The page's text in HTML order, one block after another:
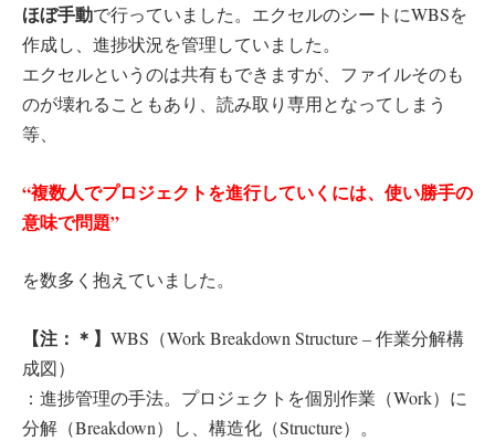
ほぼ手動で行っていました。エクセルのシートにWBSを
作成し、進捗状況を管理していました。
エクセルというのは共有もできますが、ファイルそのも
のが壊れることもあり、読み取り専用となってしまう
等、
“複数人でプロジェクトを進行していくには、使い勝手の
意味で問題”
を数多く抱えていました。
【注：＊】 WBS（Work Breakdown Structure – 作業分解構
成図）
：進捗管理の手法。プロジェクトを個別作業（Work）に
分解（Breakdown）し、構造化（Structure）。